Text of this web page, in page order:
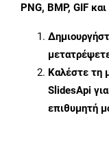
PNG, BMP, GIF και
Καλέστε τη
SlidesApi
επιθυμητή